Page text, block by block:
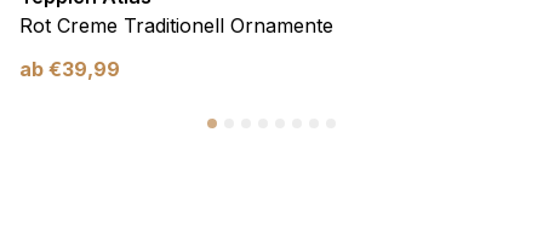
Rot Creme Traditionell Ornamente
ab €39,99